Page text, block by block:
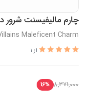
چارم مالیفیسنت شرور
Maleficent Charm
از 1
8,371,000
16%